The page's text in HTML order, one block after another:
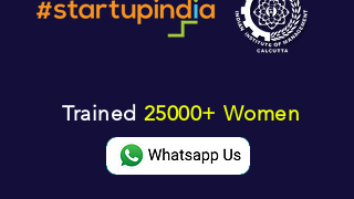
Trained 25000+ Women